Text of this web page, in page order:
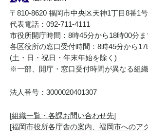
〒810-8620 福岡市中央区天神1丁目8番1号
代表電話：092-711-4111
市役所開庁時間：8時45分から18時00分ま
各区役所の窓口受付時間：8時45分から
(土・日・祝日・年末年始を除く)
※一部、開庁・窓口受付時間が異なる組
法人番号：3000020401307
[組織一覧・各課お問い合わせ先]
[福岡市役所各庁舎の案内、福岡市へのア